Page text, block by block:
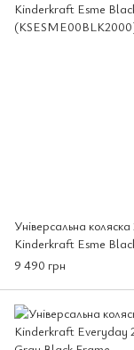
Універсальна коляска
Kinderkraft Esme
(KSESME00BLK2000)
9 490 грн